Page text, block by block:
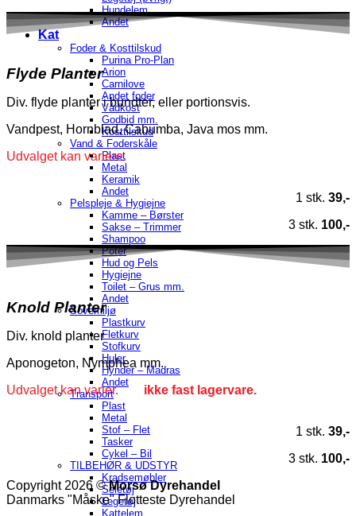
Hundelem
Andet
Kat
Foder & Kosttilskud
Purina Pro-Plan
Arion
Carnilove
Andet foder
Vådkost
Godbid mm.
Kosttilskud
Vand & Foderskåle
Plast
Metal
Keramik
Andet
Pelspleje & Hygiejne
Kamme – Børster
Sakse – Trimmer
Shampoo
Poter
Hud og Pels
Hygiejne
Toilet – Grus mm.
Andet
Sovemiljø
Plastkurv
Fletkurv
Stofkurv
Huler
Hynder – Madras
Andet
Transport
Plast
Metal
Stof – Flet
Tasker
Cykel – Bil
TILBEHØR & UDSTYR
Kradsemøbler
Seletøj
Legetøj
Kattelem
Flyde Planter
Div. flyde planter i bundter, eller portionsvis.
Vandpest, Hornblad, Cabumba, Java mos mm.
Udvalget kan variere.
1 stk. 39,-
3 stk. 100,-
Knold Planter
Div. knold planter
Aponogeton, Nymphea mm.
Udvalget kan varier. ikke fast lagervare.
1 stk. 39,-
3 stk. 100,-
Copyright 2026 ©Morsø Dyrehandel
Danmarks "Måske" Flotteste Dyrehandel